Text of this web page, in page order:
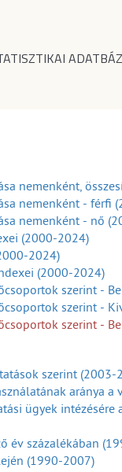
nemenként,
nemenként - férfi
nemenként - nő
(2000-2024)
2024)
(2000-2024)
szerint -
szerint -
szerint -
szerint (2003-
aránya
ügyek
év százalékában
(1990-2007)